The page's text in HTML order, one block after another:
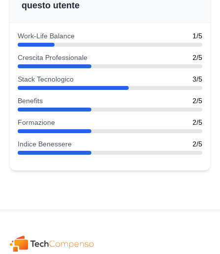
questo utente
Work-Life Balance 1/5
Crescita Professionale 2/5
Stack Tecnologico 3/5
Benefits 2/5
Formazione 2/5
Indice Benessere 2/5